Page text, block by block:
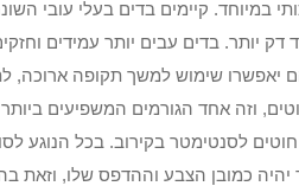
במיוחד. קיימים בדים בעלי עובי
יותר. בדים עבים יותר עמידים
יאפשרו שימוש למשך תקופה ארוכה,
וזה אחד הגורמים המשפיעים
החוטים תהיה 500 חוטים לסנטימטר בקירוב.
כמובן הצבע וההדפס שלו, וזאת